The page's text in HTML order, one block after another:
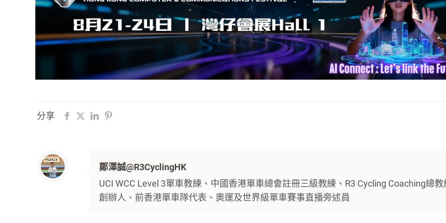
分享
鄭澤誠@R3CyclingHK
UCI WCC Level 3單車教練、中國香港單車總會註冊三級教練、R3 Cycling Coaching總教
創辦人、前香港單車隊代表、奧運及世界級單車賽事直播旁述員